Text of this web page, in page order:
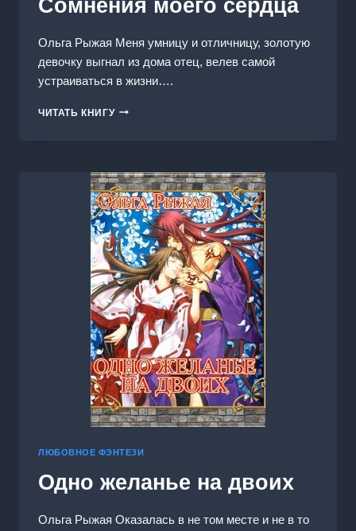
Сомнения моего сердца
Ольга Рыжая Меня умницу и отличницу, золотую
девочку выгнал из дома отец, велев самой
устраиваться в жизни….
ЧИТАТЬ КНИГУСОМНЕНИЯ
ЛЮБОВНОЕ ФЭНТЕЗИ
Одно желанье на двоих
Ольга Рыжая Оказалась в не том месте и не в то